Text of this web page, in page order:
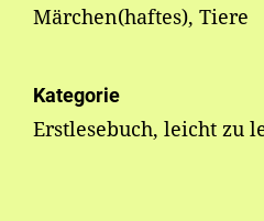
Märchen(haftes), Tiere
Kategorie
Erstlesebuch, leicht zu